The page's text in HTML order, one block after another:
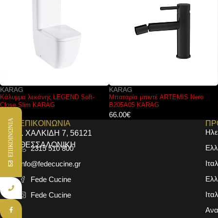
KARAG
Μπαταρία μπιντέ ARTEMIS Nero
B205A05 KARAG
KARAG
Κάλυμμα λεκάνης SORRENTO Soft-
Close Slim KARAG
39.00€
ΕΠΙΚΟΙΝΩΝΙΑ
Ι. ΧΑΛΚΙΔΗ 7, 56121
ΘΕΣΣΑΛΟΝΙΚΗ
2315 510 800
info@fedecucine.gr
Fede Cucine
Fede Cucine
ΕΠΙΚΟΙΝΩΝΙΑ